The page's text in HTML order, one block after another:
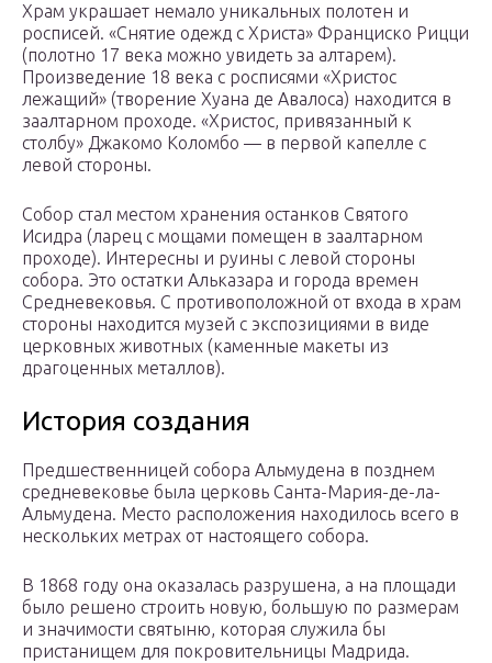
Храм украшает немало уникальных полотен и
росписей. «Снятие одежд с Христа» Франциско Рицци
(полотно 17 века можно увидеть за алтарем).
Произведение 18 века с росписями «Христос
лежащий» (творение Хуана де Авалоса) находится в
заалтарном проходе. «Христос, привязанный к
столбу» Джакомо Коломбо — в первой капелле с
левой стороны.
Собор стал местом хранения останков Святого
Исидра (ларец с мощами помещен в заалтарном
проходе). Интересны и руины с левой стороны
собора. Это остатки Альказара и города времен
Средневековья. С противоположной от входа в храм
стороны находится музей с экспозициями в виде
церковных животных (каменные макеты из
драгоценных металлов).
История создания
Предшественницей собора Альмудена в позднем
средневековье была церковь Санта-Мария-де-ла-
Альмудена. Место расположения находилось всего в
нескольких метрах от настоящего собора.
В 1868 году она оказалась разрушена, а на площади
было решено строить новую, большую по размерам
и значимости святыню, которая служила бы
пристанищем для покровительницы Мадрида.